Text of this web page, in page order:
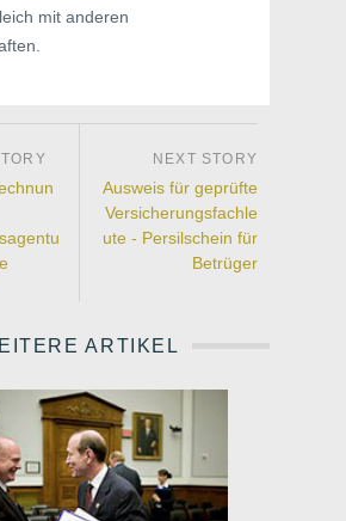
mit anderen
Ausweis für geprüfte
Versicherungsfachle
ute - Persilschein für
Betrüger
ARTIKEL